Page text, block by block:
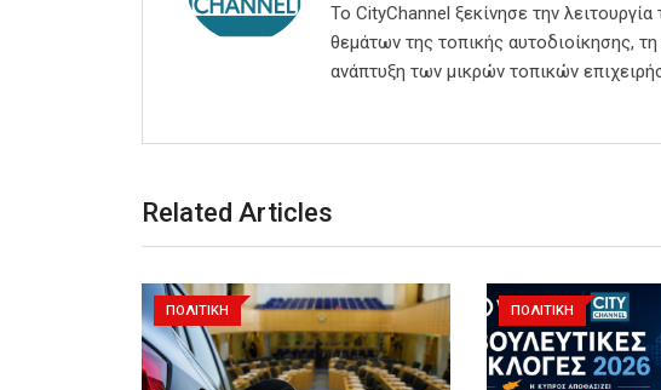
Το CityChannel ξεκίνησε την
θεμάτων της τοπικής αυτοδιοίκησης, τη
ανάπτυξη των μικρών τοπικών
Related Articles
ΠΟΛΙΤΙΚΗ ΠΟΛΙΤΙΚΗ